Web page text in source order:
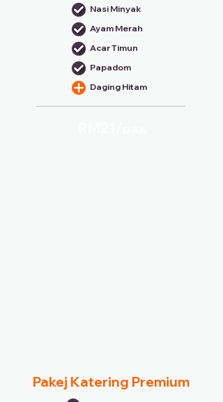
Nasi Minyak
Ayam Merah
Acar Timun
Papadom
Daging Hitam
Pakej Katering Premium